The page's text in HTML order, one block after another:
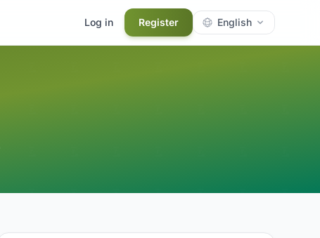
Log in Register English